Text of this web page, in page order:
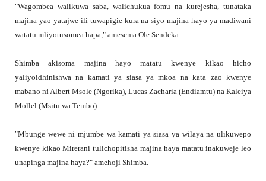
"Wagombea walikuwa saba, walichukua fomu na kurejesha, tunataka
majina yao yatajwe ili tuwapigie kura na siyo majina hayo ya madiwani
watatu mliyotusomea hapa," amesema Ole Sendeka.
Shimba akisoma majina hayo matatu kwenye kikao hicho
yaliyoidhinishwa na kamati ya siasa ya mkoa na kata zao kwenye
mabano ni Albert Msole (Ngorika), Lucas Zacharia (Endiamtu) na Kaleiya
Mollel (Msitu wa Tembo).
"Mbunge wewe ni mjumbe wa kamati ya siasa ya wilaya na ulikuwepo
kwenye kikao Mirerani tulichopitisha majina haya matatu inakuweje leo
unapinga majina haya?" amehoji Shimba.